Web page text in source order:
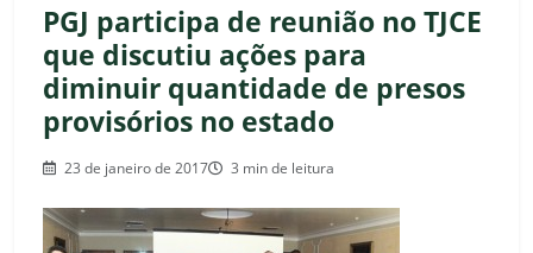
PGJ participa de reunião no TJCE
que discutiu ações para
diminuir quantidade de presos
provisórios no estado
23 de janeiro de 2017 3 min de leitura